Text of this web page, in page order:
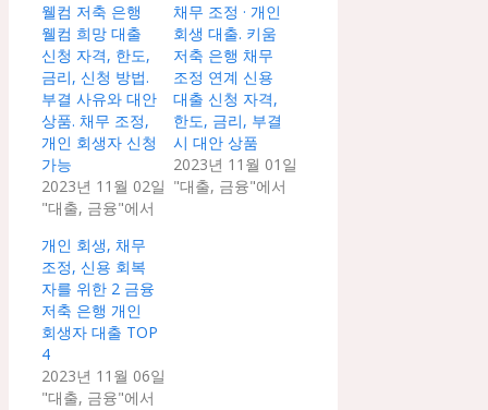
웰컴 저축 은행
웰컴 희망 대출
신청 자격, 한도,
금리, 신청 방법.
부결 사유와 대안
상품. 채무 조정,
개인 회생자 신청
가능
2023년 11월 02일
"대출, 금융"에서
채무 조정 · 개인
회생 대출. 키움
저축 은행 채무
조정 연계 신용
대출 신청 자격,
한도, 금리, 부결
시 대안 상품
2023년 11월 01일
"대출, 금융"에서
개인 회생, 채무
조정, 신용 회복
자를 위한 2 금융
저축 은행 개인
회생자 대출 TOP
4
2023년 11월 06일
"대출, 금융"에서